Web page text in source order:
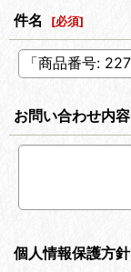
件名 [必須]
お問い合わせ内容
個人情報保護方針